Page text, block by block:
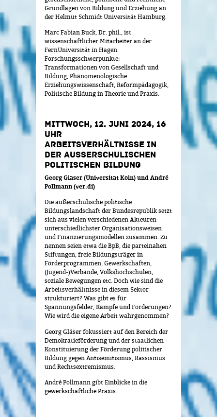
Grundlagen von Bildung und Erziehung an
der Helmut Schmidt Universität Hamburg.
Marc Fabian Buck, Dr. phil., ist
wissenschaftlicher Mitarbeiter an der
FernUniversität in Hagen.
Forschungsschwerpunkte:
Transformationen von Gesellschaft und
Bildung, Phänomenologische
Erziehungswissenschaft, Reformpädagogik,
Politische Bildung in Theorie und Praxis.
MITTWOCH, 12. JUNI 2024, 16
UHR
ARBEITSVERHÄLTNISSE IN
DER AUSSERSCHULISCHEN P
OLITISCHEN BILDUNG
Georg Gläser (Universität Köln) und André
Pollmann (ver.di)
Die außerschulische politische
Bildungslandschaft der Bundesrepublik setzt
sich aus vielen verschiedenen Akteuren
unterschiedlichster Organisationsweisen
und Finanzierungsmodellen zusammen. Zu
nennen seien etwa die BpB, die parteinahen
Stiftungen, freie Bildungsträger in
Förderprogrammen, Gewerkschaften,
(Jugend-)Verbände, Volkshochschulen,
soziale Bewegungen etc. Doch wie sind die
Arbeitsverhältnisse in diesem Sektor
strukturiert? Was gibt es für
Spannungsfelder, Kämpfe und Forderungen?
Wie wird die eigene Arbeit wahrgenommen?
Georg Gläser fokussiert auf den Bereich der
Demokratieförderung und der staatlichen
Konstituierung der Förderung politischer
Bildung gegen Antisemitismus, Rassismus
und Rechtsextremismus.
André Pollmann gibt Einblicke in die
gewerkschaftliche Praxis.